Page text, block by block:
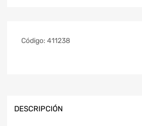
Código: 411238
DESCRIPCIÓN